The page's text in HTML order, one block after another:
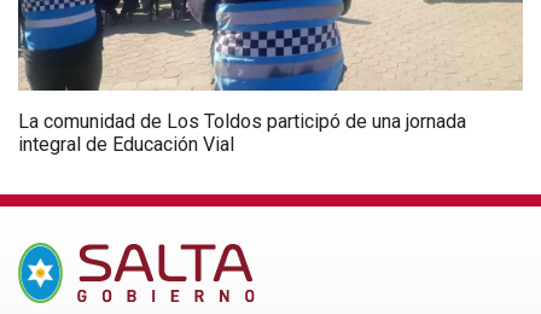
La comunidad de Los Toldos participó de una jornada
integral de Educación Vial